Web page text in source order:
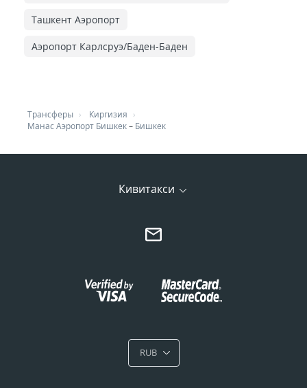
Ташкент Аэропорт
Аэропорт Карлсруэ/Баден-Баден
Трансферы
Киргизия
Манас Аэропорт Бишкек– Бишкек
Кивитакси
RUB